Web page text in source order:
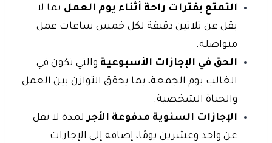
التمتع بفترات راحة أثناء يوم العمل بما لا
يقل عن ثلاثين دقيقة لكل خمس ساعات عمل
متواصلة.
الحق في الإجازات الأسبوعية والتي تكون في
الغالب يوم الجمعة، بما يحقق التوازن بين العمل
والحياة الشخصية.
الإجازات السنوية مدفوعة الأجرلمدة لا تقل
عن واحد وعشرين يومًا، إضافة إلى الإجازات